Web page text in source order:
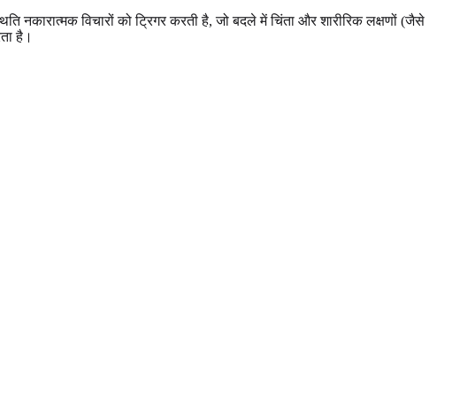
नकारात्मक विचारों को ट्रिगर करती है, जो बदले में चिंता और शारीरिक लक्षणों (जैसे
है।